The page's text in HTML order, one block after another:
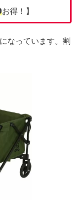
お得！】
なっています。割